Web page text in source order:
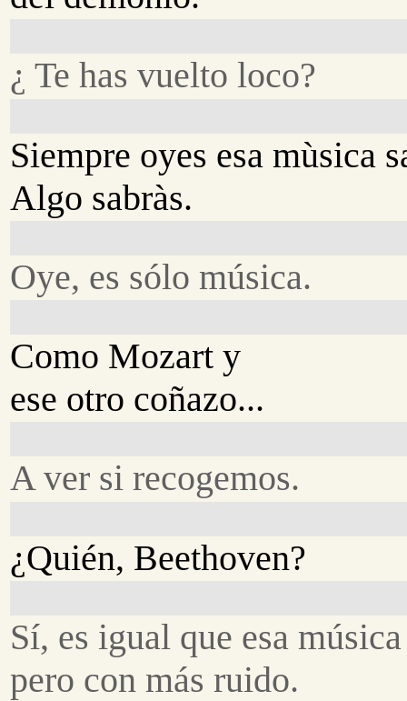
¿ Te has vuelto loco?
Siempre oyes esa mùsica
Algo sabràs.
Oye, es sólo música.
Como Mozart y
ese otro coñazo...
A ver si recogemos.
¿Quién, Beethoven?
Sí, es igual que esa música
pero con más ruido.